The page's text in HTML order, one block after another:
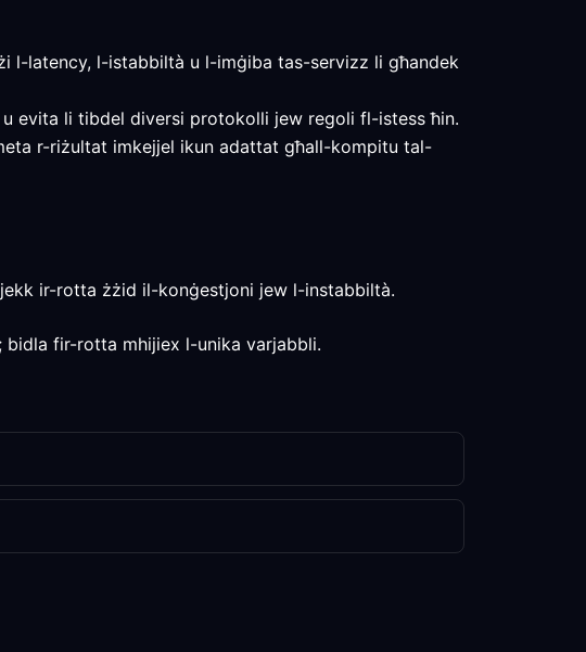
l-latency, l-istabbiltà u l-imġiba tas-servizz li għandek
evita li tibdel diversi protokolli jew regoli fl-istess ħin.
r-riżultat imkejjel ikun adattat għall-kompitu tal-
ir-rotta żżid il-konġestjoni jew l-instabbiltà.
fir-rotta mhijiex l-unika varjabbli.